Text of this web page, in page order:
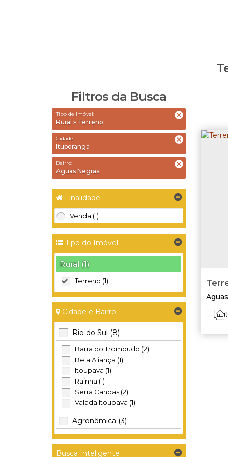
Filtros da Busca
Tipo de Imóvel:
Rural » Terreno
Cidade:
Ituporanga
Bairro:
Aguas Negras
Finalidade
Venda (1)
Tipo do Imóvel
Rural (1)
Terreno (1)
Cidade e Bairro
Rio do Sul (8)
Barra do Trombudo (2)
Bela Aliança (1)
Itoupava (1)
Rainha (1)
Serra Canoas (2)
Valada Itoupava (1)
Agronômica (3)
Busca Inteligente